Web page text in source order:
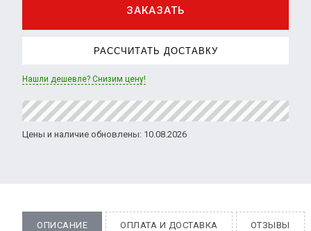
ЗАКАЗАТЬ
РАССЧИТАТЬ ДОСТАВКУ
Нашли дешевле? Снизим цену!
Цены и наличие обновлены: 10.08.2026
ОПИСАНИЕ ОПЛАТА И ДОСТАВКА ОТЗЫВЫ